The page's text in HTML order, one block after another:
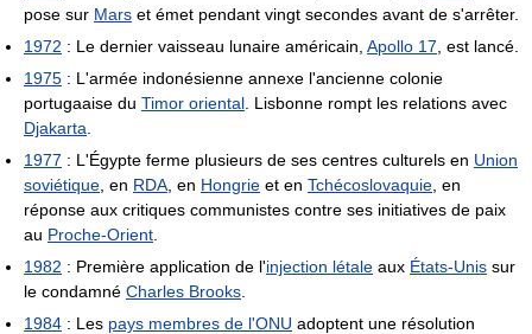
pose sur Mars et émet pendant vingt secondes avant de s'arrêter.
1972 : Le dernier vaisseau lunaire américain, Apollo 17 , est lancé.
1975 : L'armée indonésienne annexe l'ancienne colonie
portugaaise du Timor oriental . Lisbonne rompt les relations avec
Djakarta
1977 : L'Égypte ferme plusieurs de ses centres culturels en Union
soviétique , en RDA , en Hongrie et en Tchécoslovaquie , en
réponse aux critiques communistes contre ses initiatives de paix
au Proche-Orient
1982 : Première application de l'injection létale aux États-Unis sur
le condamné Charles Brooks
1984 : Les pays membres de l'ONU adoptent une résolution